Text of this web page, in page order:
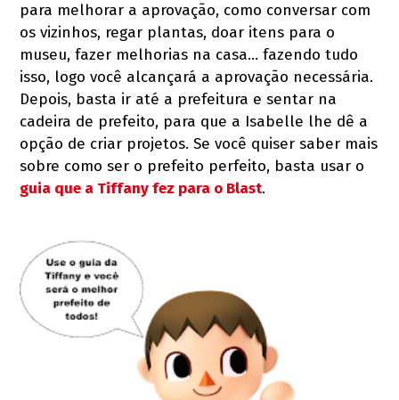
para melhorar a aprovação, como conversar com
os vizinhos, regar plantas, doar itens para o
museu, fazer melhorias na casa... fazendo tudo
isso, logo você alcançará a aprovação necessária.
Depois, basta ir até a prefeitura e sentar na
cadeira de prefeito, para que a Isabelle lhe dê a
opção de criar projetos. Se você quiser saber mais
sobre como ser o prefeito perfeito, basta usar o
guia que a Tiffany fez para o Blast.